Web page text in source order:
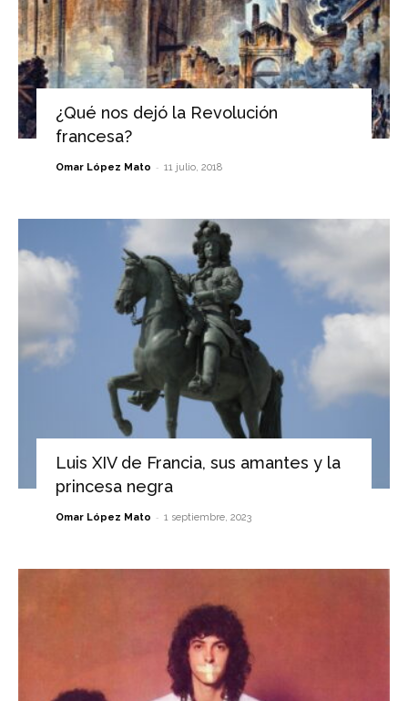
¿Qué nos dejó la Revolución
francesa?
Omar López Mato - 11 julio, 2018
Luis XIV de Francia, sus amantes y la
princesa negra
Omar López Mato - 1 septiembre, 2023